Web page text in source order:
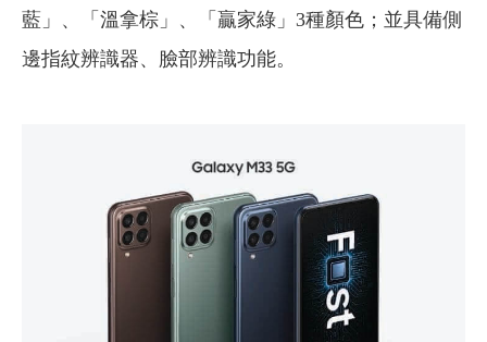
藍」、「溫拿棕」、「贏家綠」3種顏色；並具備側
邊指紋辨識器、臉部辨識功能。